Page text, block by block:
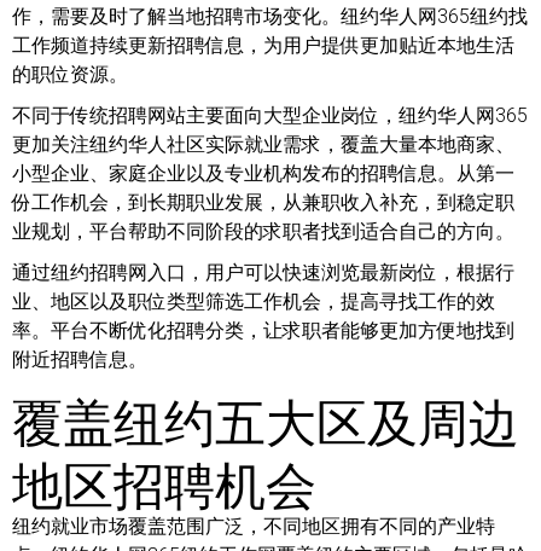
作，需要及时了解当地招聘市场变化。纽约华人网365纽约找
工作频道持续更新招聘信息，为用户提供更加贴近本地生活
的职位资源。
不同于传统招聘网站主要面向大型企业岗位，纽约华人网365
更加关注纽约华人社区实际就业需求，覆盖大量本地商家、
小型企业、家庭企业以及专业机构发布的招聘信息。从第一
份工作机会，到长期职业发展，从兼职收入补充，到稳定职
业规划，平台帮助不同阶段的求职者找到适合自己的方向。
通过纽约招聘网入口，用户可以快速浏览最新岗位，根据行
业、地区以及职位类型筛选工作机会，提高寻找工作的效
率。平台不断优化招聘分类，让求职者能够更加方便地找到
附近招聘信息。
覆盖纽约五大区及周边
地区招聘机会
纽约就业市场覆盖范围广泛，不同地区拥有不同的产业特